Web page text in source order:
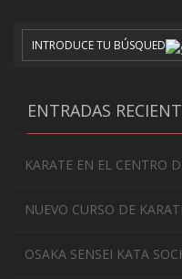
ENTRADAS
KARATE EN EL CENTRO
NUEVO CURSO DE
OSAKA SENSEI KATA